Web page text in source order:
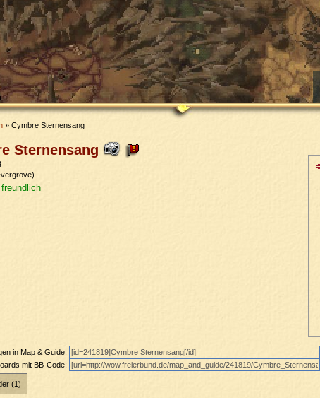
» Cymbre Sternensang
Sternensang
freundlich
in Map & Guide:
mit BB-Code:
(1)